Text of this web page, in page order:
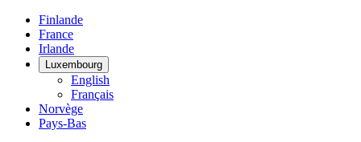
Finlande
France
Irlande
Luxembourg
English
Français
Norvège
Pays-Bas